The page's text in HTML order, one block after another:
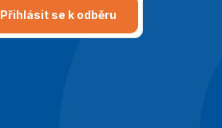
Přihlásit se k odběru